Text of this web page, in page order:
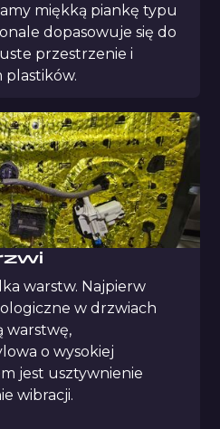
miękką piankę typu
dopasowuje się do
przestrzenie i
plastików.
warstw. Najpierw
w drzwiach
warstwę,
o wysokiej
jest usztywnienie
wibracji.